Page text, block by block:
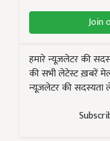
Join
हमारे न्यूज़लेटर की
की सभी लेटेस्ट ख़बरें
न्यूज़लेटर की सदस्यता